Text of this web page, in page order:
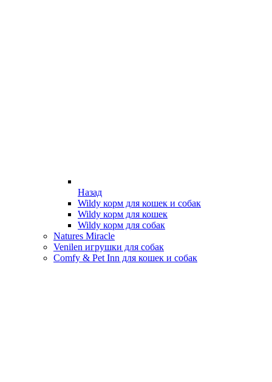
Назад
Wildy корм для кошек и собак
Wildy корм для кошек
Wildy корм для собак
Natures Miracle
Venilen игрушки для собак
Comfy & Pet Inn для кошек и собак